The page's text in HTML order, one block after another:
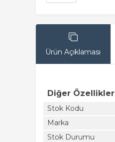
Ürün Açıklaması
Diğer Özellikler
Stok Kodu
Marka
Stok Durumu